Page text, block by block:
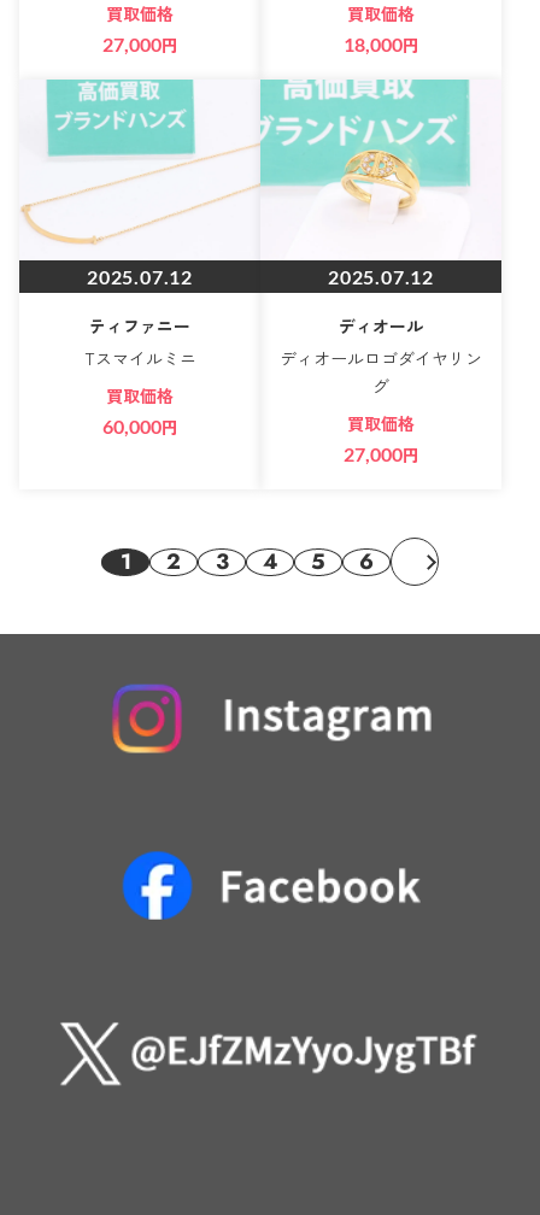
買取価格
27,000円
買取価格
18,000円
2025.07.12
ティファニー
Tスマイルミニ
買取価格
60,000円
2025.07.12
ディオール
ディオールロゴダイヤリン
グ
買取価格
27,000円
1 2 3 4 5 6